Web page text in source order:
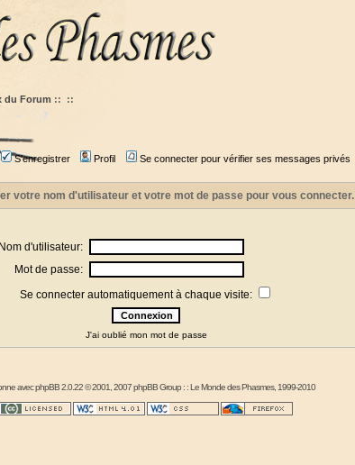
du Forum :: ::
S'enregistrer Profil Se connecter pour vérifier ses messages privés
votre nom d'utilisateur et votre mot de passe pour vous connecter.
Nom d'utilisateur:
Mot de passe:
Se connecter automatiquement à chaque visite:
J'ai oublié mon mot de passe
avecphpBB2.0.22 © 2001, 2007 phpBB Group : :Le Monde des Phasmes, 1999-2010